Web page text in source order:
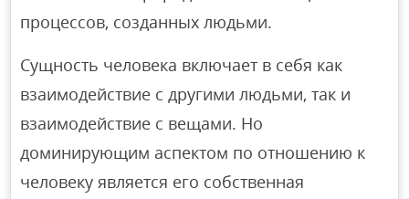
процессов, созданных людьми.
Сущность человека включает в себя как
взаимодействие с другими людьми, так и
взаимодействие с вещами. Но
доминирующим аспектом по отношению к
человеку является его собственная